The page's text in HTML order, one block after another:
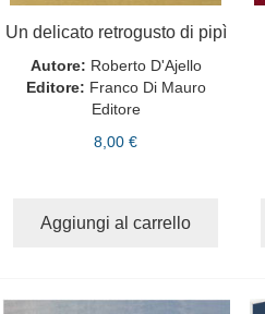
Un delicato retrogusto di pipì
Autore: Roberto D'Ajello
Editore: Franco Di Mauro
Editore
8,00 €
Aggiungi al carrello